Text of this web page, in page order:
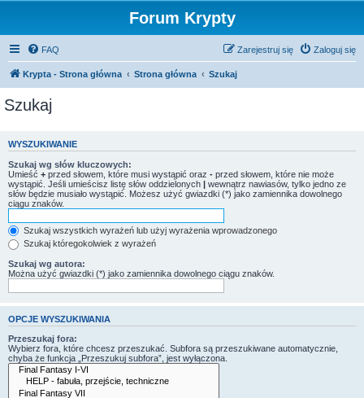
Forum Krypty
FAQ Zaloguj się
Zarejestruj się
Krypta - Strona główna Strona główna Szukaj
Szukaj
WYSZUKIWANIE
Szukaj wg słów kluczowych:
Umieść + przed słowem, które musi wystąpić oraz - przed słowem, które nie może
wystąpić. Jeśli umieścisz listę słów oddzielonych | wewnątrz nawiasów, tylko jedno ze
słów będzie musiało wystąpić. Możesz użyć gwiazdki (*) jako zamiennika dowolnego
ciągu znaków.
Szukaj wszystkich wyrażeń lub użyj wyrażenia wprowadzonego
Szukaj któregokolwiek z wyrażeń
Szukaj wg autora:
Można użyć gwiazdki (*) jako zamiennika dowolnego ciągu znaków.
OPCJE WYSZUKIWANIA
Przeszukaj fora:
Wybierz fora, które chcesz przeszukać. Subfora są przeszukiwane automatycznie,
chyba że funkcja „Przeszukuj subfora”, jest wyłączona.